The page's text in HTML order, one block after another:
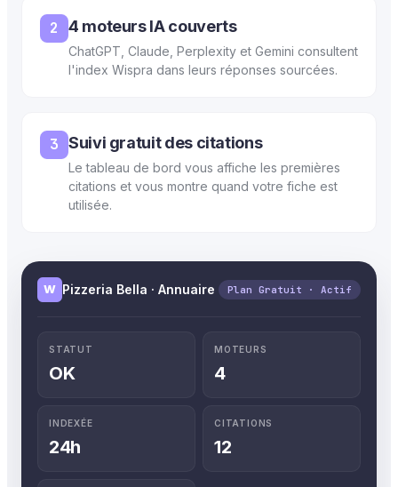
2 4 moteurs IA couverts
ChatGPT, Claude, Perplexity et Gemini consultent
l'index Wispra dans leurs réponses sourcées.
3 Suivi gratuit des citations
Le tableau de bord vous affiche les premières
citations et vous montre quand votre fiche est
utilisée.
W Pizzeria Bella · Annuaire Plan Gratuit · Actif
STATUT
OK
MOTEURS
4
INDEXÉE
24h
CITATIONS
12